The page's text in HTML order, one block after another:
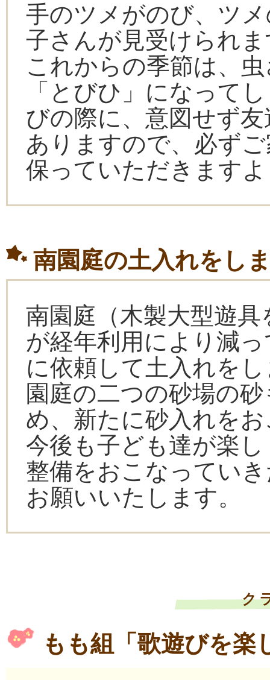
手のツメがのび、ツ
子さんが見受けられ
これからの季節は、
「とびひ」になって
びの際に、意図せず
ありますので、必ず
保っていただきます
南園庭の土入れをし
南園庭（木製大型遊
が経年利用により減
に依頼して土入れを
園庭の二つの砂場の
め、新たに砂入れを
今後も子ども達が楽
整備をおこなってい
お願いいたします。
ク
もも組「歌遊びを楽